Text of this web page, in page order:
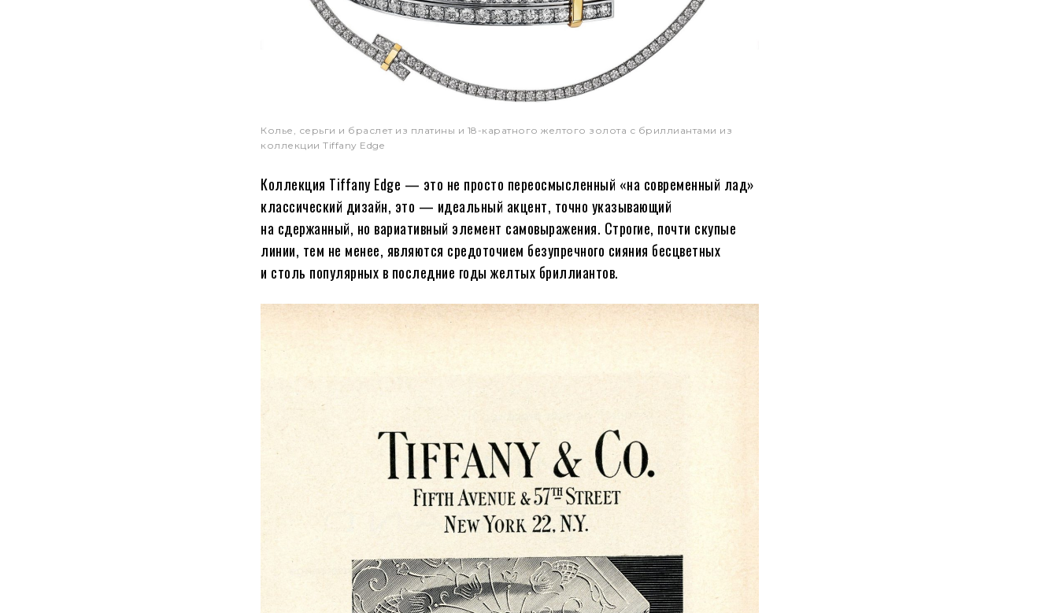
Колье, серьги и браслет из платины и 18-каратного желтого золота с бриллиантами из
коллекции Tiffany Edge
Коллекция Tiffany Edge — это не просто переосмысленный «на современный лад»
классический дизайн, это — идеальный акцент, точно указывающий
на сдержанный, но вариативный элемент самовыражения. Строгие, почти скупые
линии, тем не менее, являются средоточием безупречного сияния бесцветных
и столь популярных в последние годы желтых бриллиантов.